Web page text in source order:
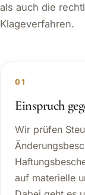
als auch die
Klageverfahren.
01
Einspruch
Wir prüfen
auf materielle